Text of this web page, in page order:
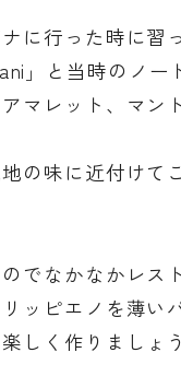
に行った時に習
」と当時のノ
マレット、マ
の味に近付け
でなかなかレ
ッピエノを薄
しく作りましょ